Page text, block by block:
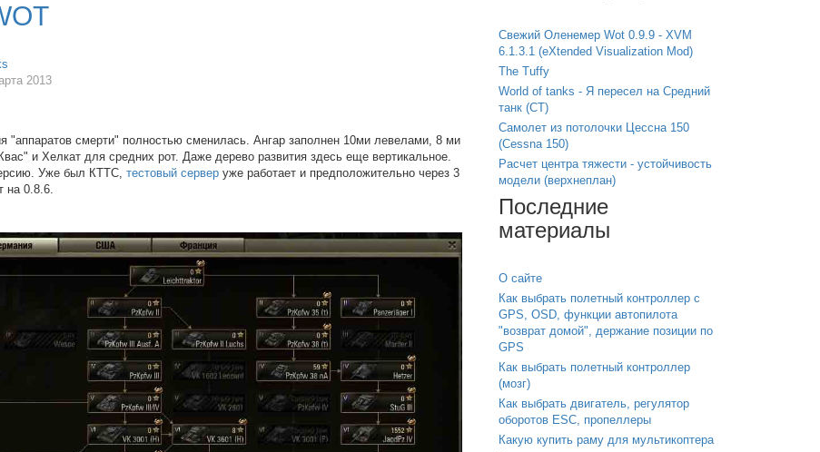
2013
"аппаратов смерти" полностью сменилась. Ангар заполнен 10ми левелами, 8 ми
и Хелкат для средних рот. Даже дерево развития здесь еще вертикальное.
Уже был КТТС, тестовый сервер уже работает и предположительно через 3
на 0.8.6.
Свежий Оленемер Wot 0.9.9 - XVM
6.1.3.1 (eXtended Visualization Mod)
The Tuffy
World of tanks - Я пересел на Средний
танк (СТ)
Самолет из потолочки Цессна 150
(Cessna 150)
Расчет центра тяжести - устойчивость
модели (верхнеплан)
Последние
материалы
О сайте
Как выбрать полетный контроллер с
GPS, OSD, функции автопилота
"возврат домой", держание позиции по
GPS
Как выбрать полетный контроллер
(мозг)
Как выбрать двигатель, регулятор
оборотов ESC, пропеллеры
Какую купить раму для мультикоптера